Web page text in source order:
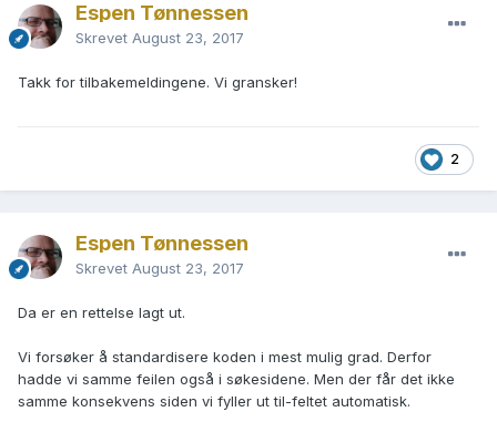
Espen Tønnessen
Skrevet August 23, 2017
Takk for tilbakemeldingene. Vi gransker!
2
Espen Tønnessen
Skrevet August 23, 2017
Da er en rettelse lagt ut.
Vi forsøker å standardisere koden i mest mulig grad. Derfor
hadde vi samme feilen også i søkesidene. Men der får det ikke
samme konsekvens siden vi fyller ut til-feltet automatisk.